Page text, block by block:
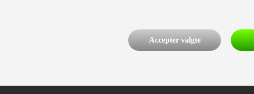
Accepter valgte